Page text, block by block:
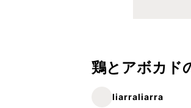
鶏とアボカド
liarraliarra